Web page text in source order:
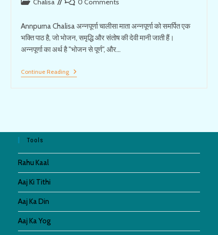
Chalisa 0 Comments
Annpurna Chalisa अन्नपूर्णा चालीसा माता अन्नपूर्णा को समर्पित एक
भक्ति पाठ है, जो भोजन, समृद्धि और संतोष की देवी मानी जाती हैं।
अन्नपूर्णा का अर्थ है "भोजन से पूर्ण", और…
Continue ReadingAnnpurna
Chalisa
माँ
Tools
Rahu Kaal
Aaj Ki Tithi
Aaj Ka Din
Aaj Ka Yog